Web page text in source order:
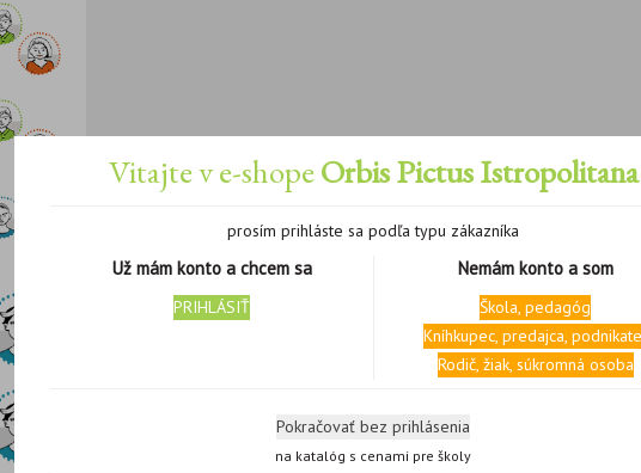
Vitajte v e-shopeOrbis Pictus Istropolitana
prosím prihláste sa podľa typu zákazníka
Už mám konto a chcem sa
PRIHLÁSIŤ
Nemám konto a som
Škola, pedagóg
Kníhkupec, predajca,
Rodič, žiak, súkromná osoba
Pokračovať bez prihlásenia
na katalóg s cenami pre školy